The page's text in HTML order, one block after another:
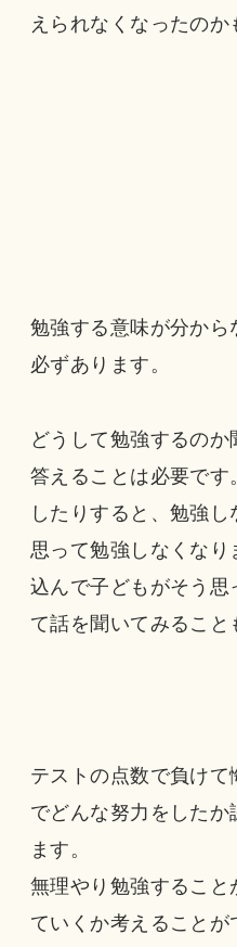
えられなくなったのか
勉強する意味が分から
必ずあります。
どうして勉強するの
答えることは必要で
したりすると、勉強
思って勉強しなくな
込んで子どもがそう
て話を聞いてみること
テストの点数で負けて
でどんな努力をしたか
ます。
無理やり勉強すること
ていくか考えることが